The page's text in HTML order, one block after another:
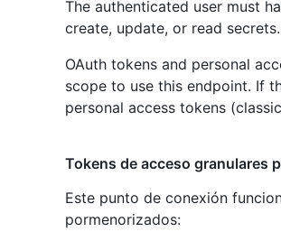
The authenticated user must
create, update, or read secrets.
OAuth tokens and personal
scope to use this endpoint. If
personal access tokens
Tokens de acceso granulares
Este punto de conexión
pormenorizados: